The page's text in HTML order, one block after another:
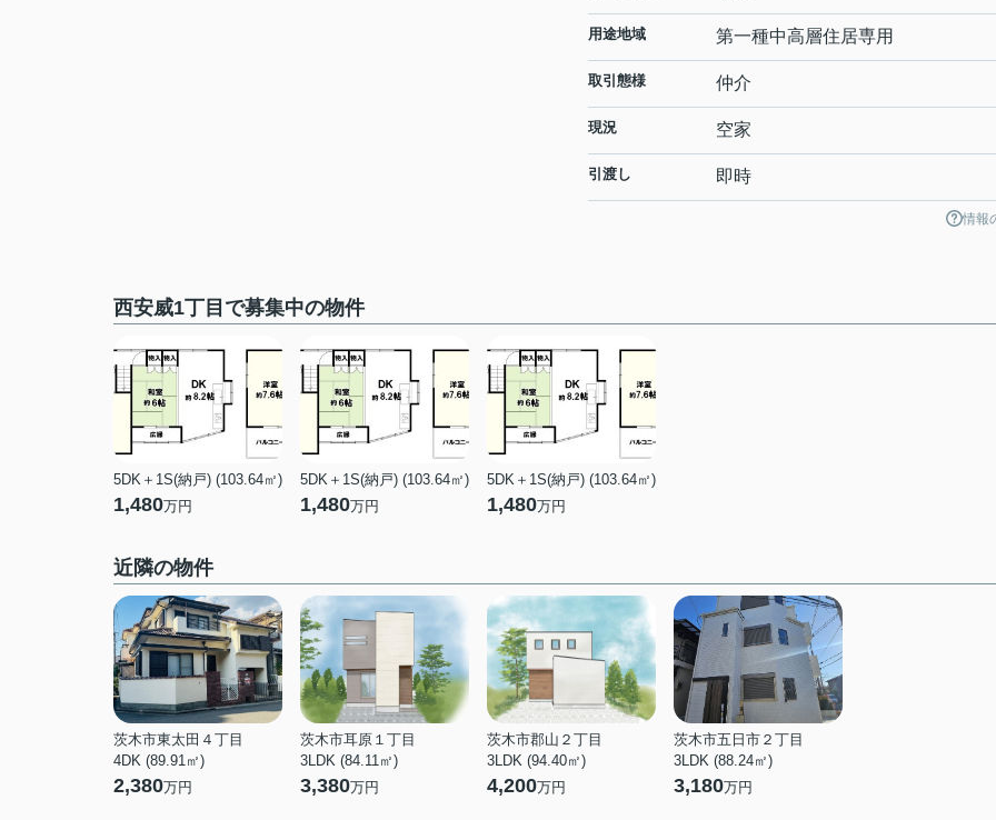
用途地域 第一種中高層住居専用
取引態様 仲介
現況 空家
引渡し 即時
情報
西安威1丁目で募集中の物件
5DK＋1S(納戸) (103.64㎡)
1,480万円
5DK＋1S(納戸) (103.64㎡)
1,480万円
5DK＋1S(納戸) (103.64㎡)
1,480万円
近隣の物件
茨木市東太田４丁目
4DK (89.91㎡)
2,380万円
茨木市耳原１丁目
3LDK (84.11㎡)
3,380万円
茨木市郡山２丁目
3LDK (94.40㎡)
4,200万円
茨木市五日市２丁目
3LDK (88.24㎡)
3,180万円